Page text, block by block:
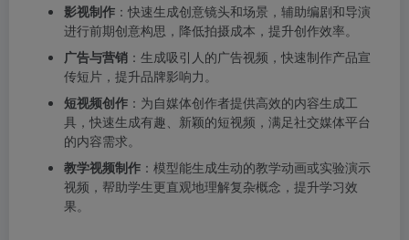
影视制作 ：快速生成创意镜头和场景，辅助编剧和导演
进行前期创意构思，降低拍摄成本，提升创作效率。
广告与营销 ：生成吸引人的广告视频，快速制作产品宣
传短片，提升品牌影响力。
短视频创作 ：为自媒体创作者提供高效的内容生成工
具，快速生成有趣、新颖的短视频，满足社交媒体平台
的内容需求。
教学视频制作 ：模型能生成生动的教学动画或实验演示
视频，帮助学生更直观地理解复杂概念，提升学习效
果。